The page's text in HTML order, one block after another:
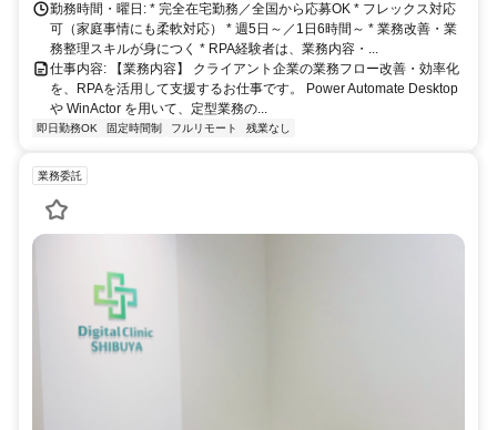
勤務時間・曜日: * 完全在宅勤務／全国から応募OK * フレックス対応
可（家庭事情にも柔軟対応） * 週5日～／1日6時間～ * 業務改善・業
務整理スキルが身につく * RPA経験者は、業務内容・...
仕事内容: 【業務内容】 クライアント企業の業務フロー改善・効率化
を、RPAを活用して支援するお仕事です。 Power Automate Desktop
や WinActor を用いて、定型業務の...
即日勤務OK 固定時間制 フルリモート 残業なし
業務委託